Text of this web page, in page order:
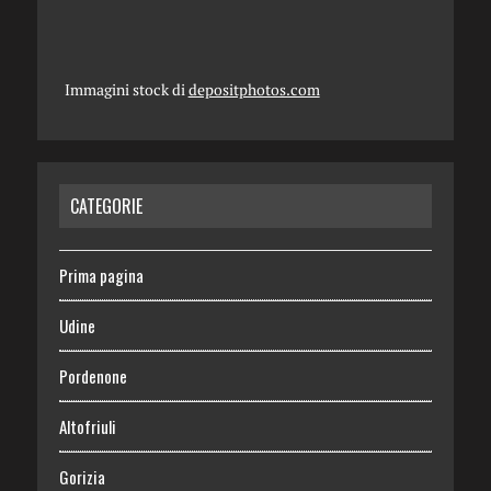
Immagini stock didepositphotos.com
CATEGORIE
Prima pagina
Udine
Pordenone
Altofriuli
Gorizia